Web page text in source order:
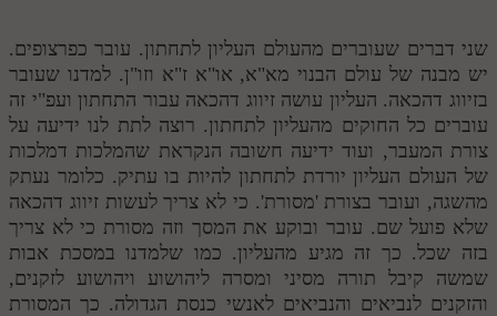
שני דברים שעוברים מהעולם העליון לתחתון. עובר כפרצופים.
יש מבנה של עולם הבנוי מא"א, או"א ז"א וזו"ן. למדנו שעובר
בזיווג דהכאה. העליון עושה זיווג דהכאה עבור התחתון ועפ"י זה
עוברים כל החוקים מהעליון לתחתון. רוצה לתת לנו ידיעה על
צורת המעבר, ועוד ידיעה חשובה הנקראת שהמלכות דמלכות
של העולם העליון יורדת לתחתון להיות בו עתיק. כלומר נעתק
מהשגה, ועובר בצורת 'מסורת'. כי לא צריך לעשות זיווג דהכאה
שלא פועל שם. עובר ובוקע את המסך וזה מסורת כי לא צריך
בזה שכל. כך זה מגיע מהעליון. כמו שלמדנו במסכת אבות
שמשה קיבל תורה מסיני ומסרה ליהושוע ויהושוע לזקנים,
והזקנים לנביאים והנביאים לאנשי כנסת הגדולה. כך המסורת